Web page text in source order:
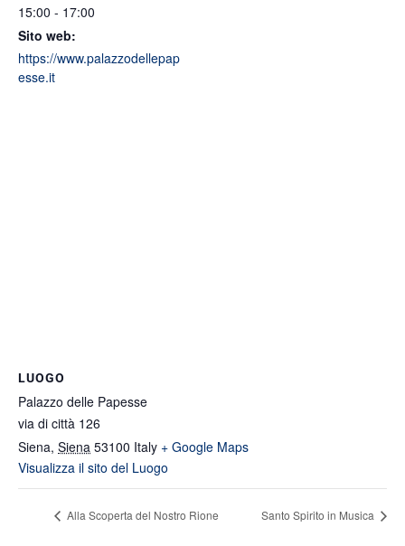
15:00 - 17:00
Sito web:
https://www.palazzodellepap
esse.it
LUOGO
Palazzo delle Papesse
via di città 126
Siena, Siena 53100 Italy + Google Maps
Visualizza il sito del Luogo
Alla Scoperta del Nostro Rione Santo Spirito in Musica